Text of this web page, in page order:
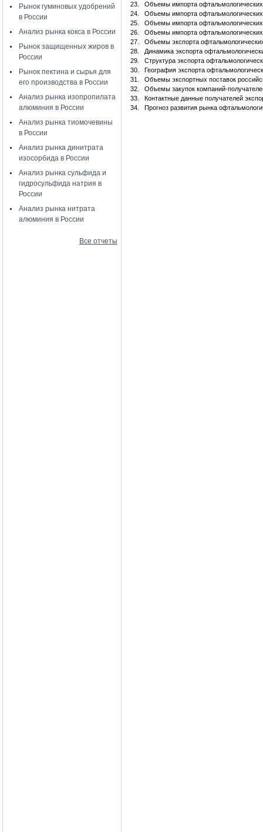
Рынок гуминовых удобрений
в России
Анализ рынка кокса в России
Рынок защищенных жиров в
России
Рынок пектина и сырья для
его производства в России
Анализ рынка изопропилата
алюминия в России
Анализ рынка тиомочевины
в России
Анализ рынка динитрата
изосорбида в России
Анализ рынка сульфида и
гидросульфида натрия в
России
Анализ рынка нитрата
алюминия в России
Все отчеты
23.
Объемы импорта
24.
Объемы импорта
25.
Объемы импорта
26.
Объемы импорта
27.
Объемы экспорта
28.
Динамика экспорта
29.
Структура экспорта
30.
География экспорта
31.
Объемы экспортных поставок
32.
Объемы закупок компаний-
33.
Контактные данные получателей
34.
Прогноз развития рынка